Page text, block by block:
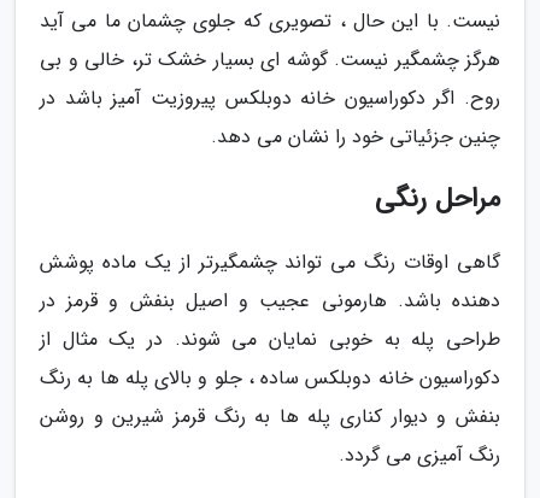
نیست. با این حال ، تصویری که جلوی چشمان ما می آید
هرگز چشمگیر نیست. گوشه ای بسیار خشک تر، خالی و بی
روح. اگر دکوراسیون خانه دوبلکس پیروزیت آمیز باشد در
چنین جزئیاتی خود را نشان می دهد.
مراحل رنگی
گاهی اوقات رنگ می تواند چشمگیرتر از یک ماده پوشش
دهنده باشد. هارمونی عجیب و اصیل بنفش و قرمز در
طراحی پله به خوبی نمایان می شوند. در یک مثال از
دکوراسیون خانه دوبلکس ساده ، جلو و بالای پله ها به رنگ
بنفش و دیوار کناری پله ها به رنگ قرمز شیرین و روشن
رنگ آمیزی می گردد.